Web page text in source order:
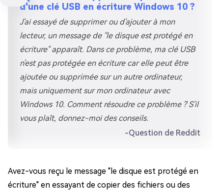
d'une clé USB en écriture Windows 10 ?
J'ai essayé de supprimer ou d'ajouter à mon
lecteur, un message de "le disque est protégé en
écriture" apparaît. Dans ce problème, ma clé USB
n'est pas protégée en écriture car elle peut être
ajoutée ou supprimée sur un autre ordinateur,
mais uniquement sur mon ordinateur avec
Windows 10. Comment résoudre ce problème ? S'il
vous plaît, donnez-moi des conseils.
-Question de Reddit
Avez-vous reçu le message "le disque est protégé en
écriture" en essayant de copier des fichiers ou des